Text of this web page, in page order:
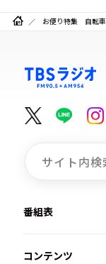
お便り特集 自転
番組表
コンテンツ